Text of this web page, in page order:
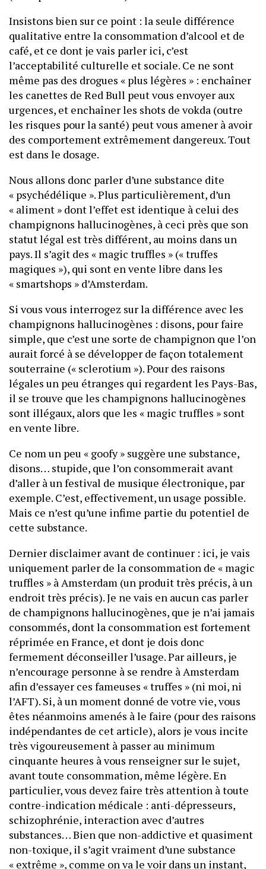
Insistons bien sur ce point : la seule différence
qualitative entre la consommation d’alcool et de
café, et ce dont je vais parler ici, c’est
l’acceptabilité culturelle et sociale. Ce ne sont
même pas des drogues « plus légères » : enchaîner
les canettes de Red Bull peut vous envoyer aux
urgences, et enchaîner les shots de vokda (outre
les risques pour la santé) peut vous amener à avoir
des comportement extrêmement dangereux. Tout
est dans le dosage.
Nous allons donc parler d’une substance dite
« psychédélique ». Plus particulièrement, d’un
« aliment » dont l’effet est identique à celui des
champignons hallucinogènes, à ceci près que son
statut légal est très différent, au moins dans un
pays. Il s’agit des « magic truffles » (« truffes
magiques »), qui sont en vente libre dans les
« smartshops » d’Amsterdam.
Si vous vous interrogez sur la différence avec les
champignons hallucinogènes : disons, pour faire
simple, que c’est une sorte de champignon que l’on
aurait forcé à se développer de façon totalement
souterraine (« sclerotium »). Pour des raisons
légales un peu étranges qui regardent les Pays-Bas,
il se trouve que les champignons hallucinogènes
sont illégaux, alors que les « magic truffles » sont
en vente libre.
Ce nom un peu « goofy » suggère une substance,
disons… stupide, que l’on consommerait avant
d’aller à un festival de musique électronique, par
exemple. C’est, effectivement, un usage possible.
Mais ce n’est qu’une infime partie du potentiel de
cette substance.
Dernier disclaimer avant de continuer : ici, je vais
uniquement parler de la consommation de « magic
truffles » à Amsterdam (un produit très précis, à un
endroit très précis). Je ne vais en aucun cas parler
de champignons hallucinogènes, que je n’ai jamais
consommés, dont la consommation est fortement
réprimée en France, et dont je dois donc
fermement déconseiller l’usage. Par ailleurs, je
n’encourage personne à se rendre à Amsterdam
afin d’essayer ces fameuses « truffes » (ni moi, ni
l’AFT). Si, à un moment donné de votre vie, vous
êtes néanmoins amenés à le faire (pour des raisons
indépendantes de cet article), alors je vous incite
très vigoureusement à passer au minimum
cinquante heures à vous renseigner sur le sujet,
avant toute consommation, même légère. En
particulier, vous devez faire très attention à toute
contre-indication médicale : anti-dépresseurs,
schizophrénie, interaction avec d’autres
substances… Bien que non-addictive et quasiment
non-toxique, il s’agit vraiment d’une substance
« extrême », comme on va le voir dans un instant,